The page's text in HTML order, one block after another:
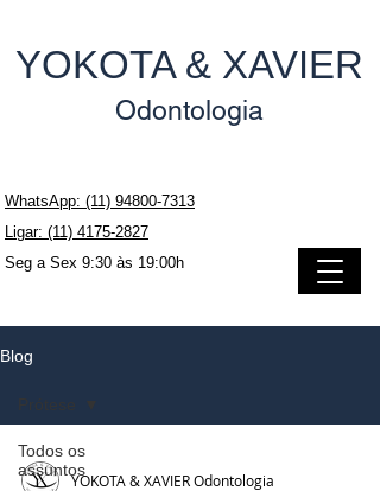
YOKOTA & XAVIER
Odontologia
WhatsApp: (11) 94800-7313
Ligar: (11) 4175-2827
Seg a Sex 9:30 às 19:00h
Blog
Todos os
assuntos
YOKOTA & XAVIER Odontologia